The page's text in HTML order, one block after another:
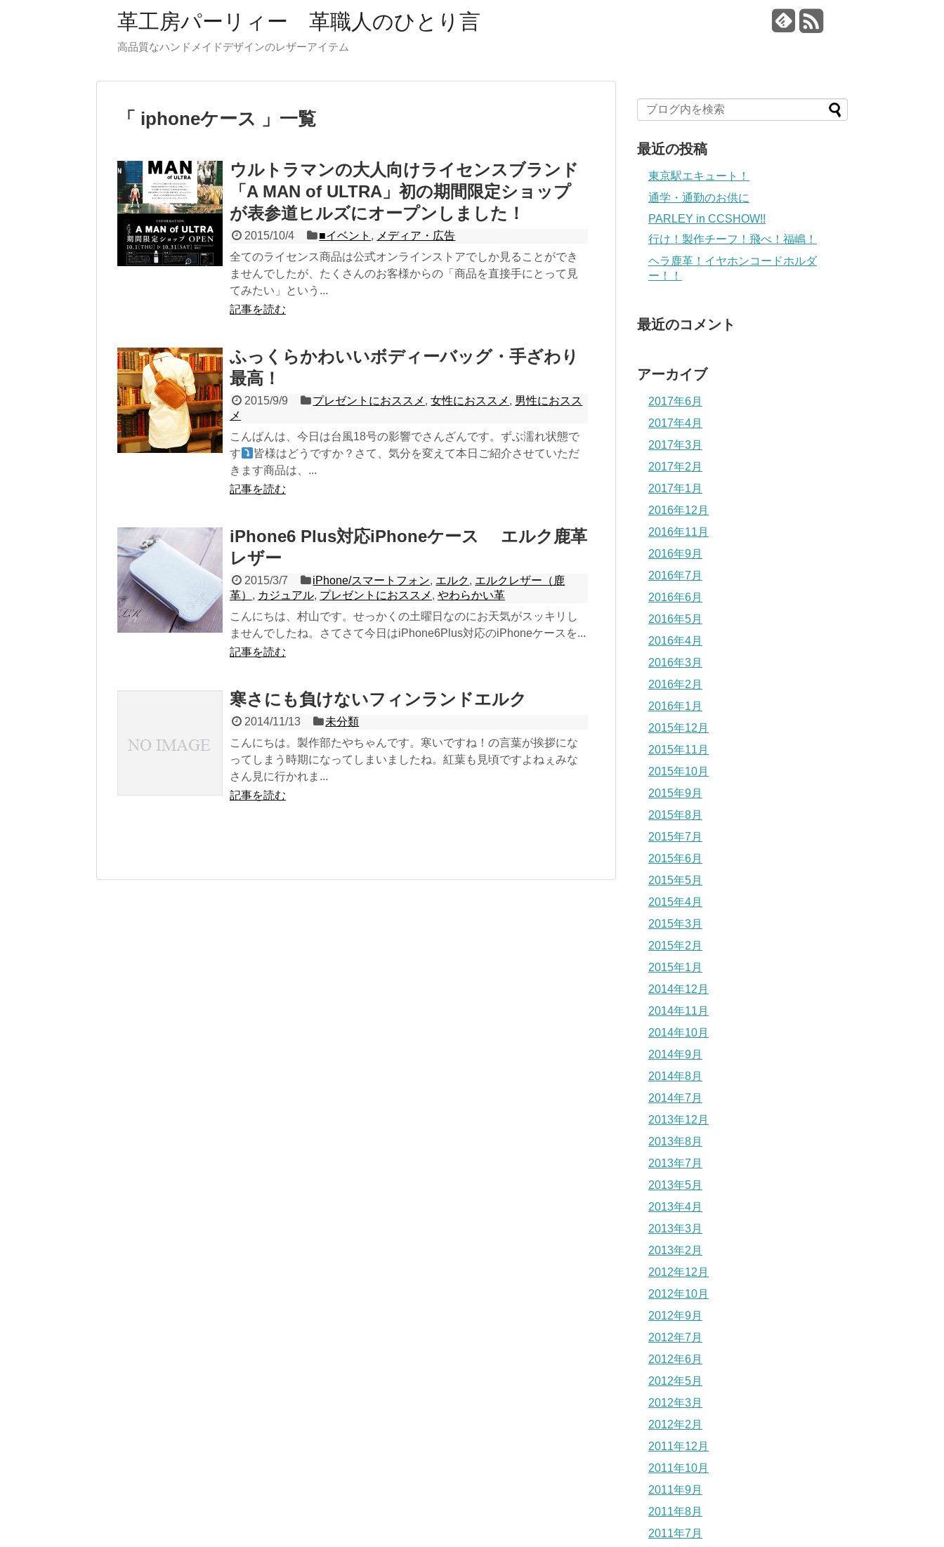
革工房パーリィー 革職人のひとり言
高品質なハンドメイドデザインのレザーアイテム
iphoneケース 一覧
ウルトラマンの大人向けライセンスブランド
「A MAN of ULTRA」初の期間限定ショップ
が表参道ヒルズにオープンしました！
2015/10/4 ■イベント , メディア・広告
全てのライセンス商品は公式オンラインストアでしか見ることができ
ませんでしたが、たくさんのお客様からの「商品を直接手にとって見
てみたい」という...
記事を読む
ふっくらかわいいボディーバッグ・手ざわり
最高！
2015/9/9 プレゼントにおススメ ,女性におススメ , 男性におスス
メ
こんばんは、今日は台風18号の影響でさんざんです。ずぶ濡れ状態で
す
皆様はどうですか？さて、気分を変えて本日ご紹介させていただ
きます商品は、...
記事を読む
iPhone6 Plus対応iPhoneケース エルク鹿革
レザー
2015/3/7 iPhone/スマートフォン, エルク, エルクレザー（鹿
革） , カジュアル, プレゼントにおススメ , やわらかい革
こんにちは、村山です。せっかくの土曜日なのにお天気がスッキリし
ませんでしたね。さてさて今日はiPhone6Plus対応のiPhoneケースを...
記事を読む
寒さにも負けないフィンランドエルク
2014/11/13
未分類
こんにちは。製作部たやちゃんです。寒いですね！の言葉が挨拶にな
ってしまう時期になってしまいましたね。紅葉も見頃ですよねぇみな
さん見に行かれま...
記事を読む
最近の投稿
東京駅エキュート！
通学・通勤のお供に
PARLEY in CCSHOW!!
行け！製作チーフ！飛べ！福嶋！
ヘラ鹿革！イヤホンコードホルダ
ー！！
最近のコメント
アーカイブ
2017年6月
2017年4月
2017年3月
2017年2月
2017年1月
2016年12月
2016年11月
2016年9月
2016年7月
2016年6月
2016年5月
2016年4月
2016年3月
2016年2月
2016年1月
2015年12月
2015年11月
2015年10月
2015年9月
2015年8月
2015年7月
2015年6月
2015年5月
2015年4月
2015年3月
2015年2月
2015年1月
2014年12月
2014年11月
2014年10月
2014年9月
2014年8月
2014年7月
2013年12月
2013年8月
2013年7月
2013年5月
2013年4月
2013年3月
2013年2月
2012年12月
2012年10月
2012年9月
2012年7月
2012年6月
2012年5月
2012年3月
2012年2月
2011年12月
2011年10月
2011年9月
2011年8月
2011年7月